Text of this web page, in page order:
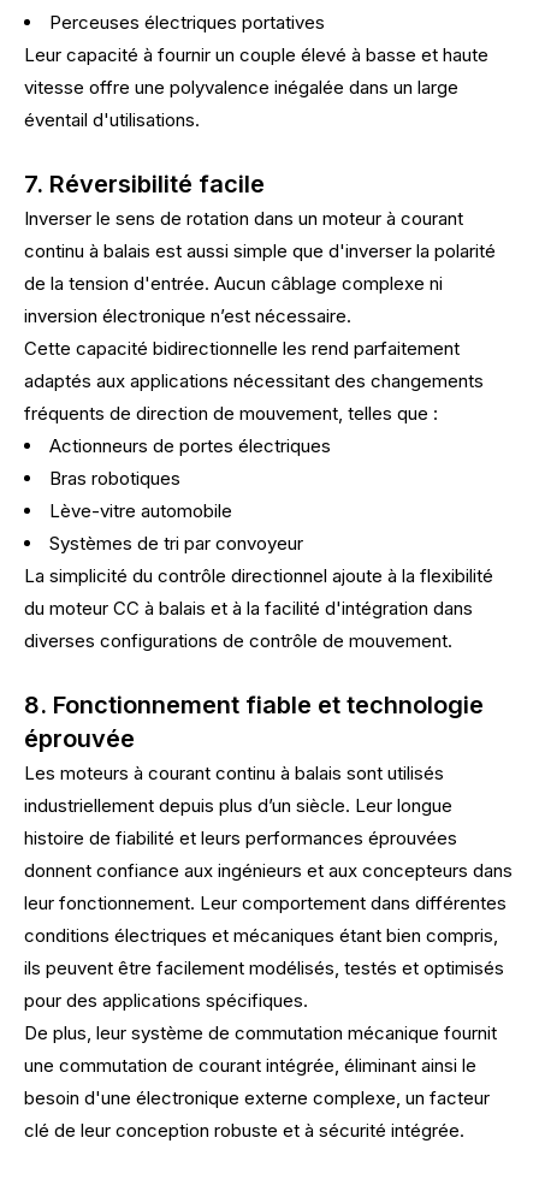
Perceuses électriques portatives
Leur capacité à fournir un couple élevé à basse et haute
vitesse offre une polyvalence inégalée dans un large
éventail d'utilisations.
7. Réversibilité facile
Inverser le sens de rotation dans un moteur à courant
continu à balais est aussi simple que d'inverser la polarité
de la tension d'entrée. Aucun câblage complexe ni
inversion électronique n’est nécessaire.
Cette capacité bidirectionnelle les rend parfaitement
adaptés aux applications nécessitant des changements
fréquents de direction de mouvement, telles que :
Actionneurs de portes électriques
Bras robotiques
Lève-vitre automobile
Systèmes de tri par convoyeur
La simplicité du contrôle directionnel ajoute à la flexibilité
du moteur CC à balais et à la facilité d'intégration dans
diverses configurations de contrôle de mouvement.
8. Fonctionnement fiable et technologie
éprouvée
Les moteurs à courant continu à balais sont utilisés
industriellement depuis plus d’un siècle. Leur longue
histoire de fiabilité et leurs performances éprouvées
donnent confiance aux ingénieurs et aux concepteurs dans
leur fonctionnement. Leur comportement dans différentes
conditions électriques et mécaniques étant bien compris,
ils peuvent être facilement modélisés, testés et optimisés
pour des applications spécifiques.
De plus, leur système de commutation mécanique fournit
une commutation de courant intégrée, éliminant ainsi le
besoin d'une électronique externe complexe, un facteur
clé de leur conception robuste et à sécurité intégrée.